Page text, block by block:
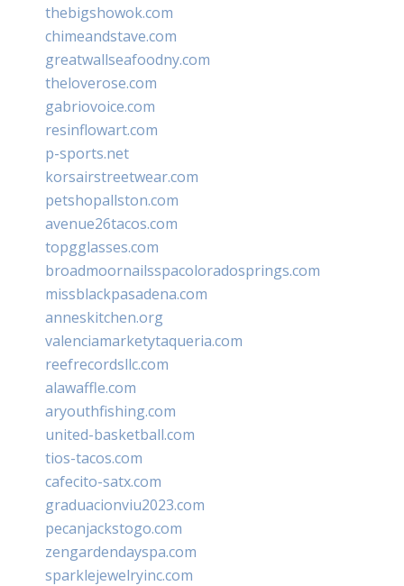
thebigshowok.com
chimeandstave.com
greatwallseafoodny.com
theloverose.com
gabriovoice.com
resinflowart.com
p-sports.net
korsairstreetwear.com
petshopallston.com
avenue26tacos.com
topgglasses.com
broadmoornailsspacoloradosprings.com
missblackpasadena.com
anneskitchen.org
valenciamarketytaqueria.com
reefrecordsllc.com
alawaffle.com
aryouthfishing.com
united-basketball.com
tios-tacos.com
cafecito-satx.com
graduacionviu2023.com
pecanjackstogo.com
zengardendayspa.com
sparklejewelryinc.com